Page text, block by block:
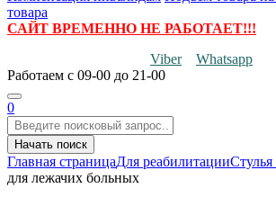
товара
САЙТ ВРЕМЕННО НЕ РАБОТАЕТ!!!
Viber
Whatsapp
Работаем с 09-00 до 21-00
0
Начать поиск
Главная страницаДля реабилитацииСтулья
для лежачих больных